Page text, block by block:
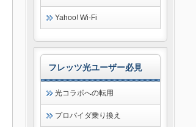
Yahoo! Wi-Fi
フレッツ光ユーザー必見
光コラボへの転用
プロバイダ乗り換え